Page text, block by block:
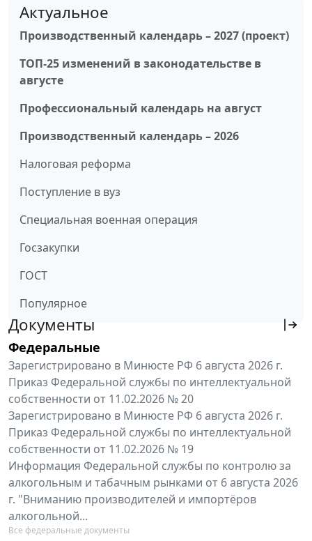
Актуальное
Производственный календарь – 2027 (проект)
ТОП-25 изменений в законодательстве в
августе
Профессиональный календарь на август
Производственный календарь – 2026
Налоговая реформа
Поступление в вуз
Специальная военная операция
Госзакупки
ГОСТ
Популярное
Документы
Федеральные
Зарегистрировано в Минюсте РФ 6 августа 2026 г.
Приказ Федеральной службы по интеллектуальной
собственности от 11.02.2026 № 20
Зарегистрировано в Минюсте РФ 6 августа 2026 г.
Приказ Федеральной службы по интеллектуальной
собственности от 11.02.2026 № 19
Информация Федеральной службы по контролю за
алкогольным и табачным рынками от 6 августа 2026
г. "Вниманию производителей и импортёров
алкогольной...
Все федеральные документы